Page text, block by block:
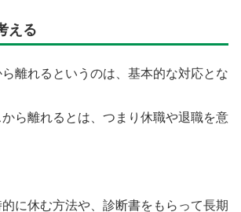
える
離れるというのは、基本的な対応とな
ら離れるとは、つまり休職や退職を意
に休む方法や、診断書をもらって長期